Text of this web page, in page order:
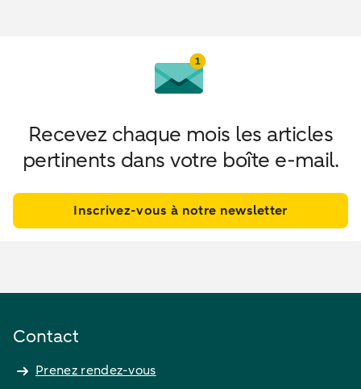
Recevez chaque mois les articles
pertinents dans votre boîte e-mail.
Inscrivez-vous à notre newsletter
Contact
Prenez rendez-vous